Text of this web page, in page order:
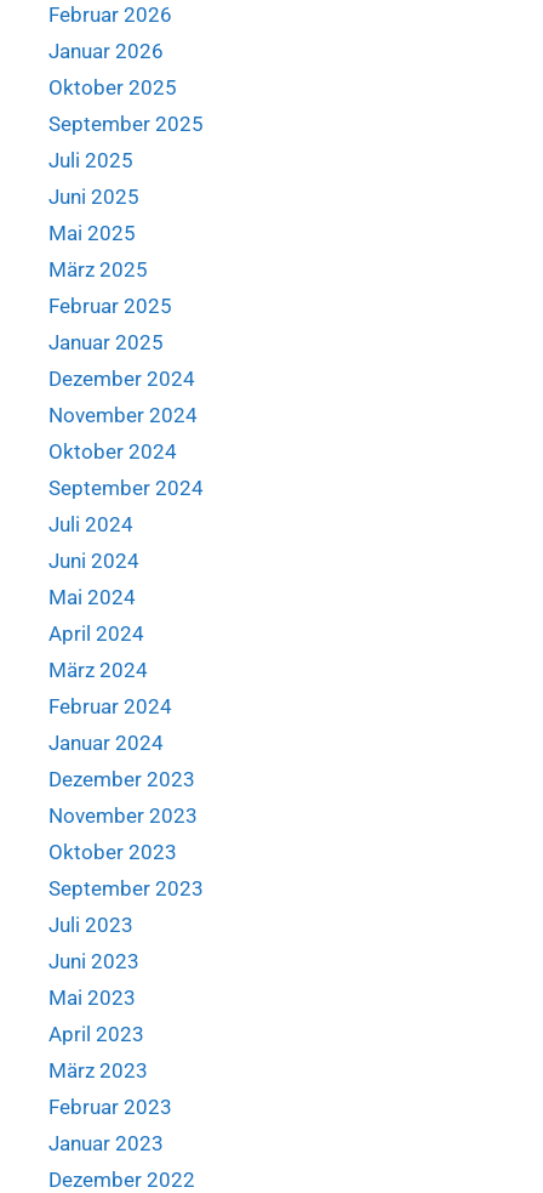
Februar 2026
Januar 2026
Oktober 2025
September 2025
Juli 2025
Juni 2025
Mai 2025
März 2025
Februar 2025
Januar 2025
Dezember 2024
November 2024
Oktober 2024
September 2024
Juli 2024
Juni 2024
Mai 2024
April 2024
März 2024
Februar 2024
Januar 2024
Dezember 2023
November 2023
Oktober 2023
September 2023
Juli 2023
Juni 2023
Mai 2023
April 2023
März 2023
Februar 2023
Januar 2023
Dezember 2022